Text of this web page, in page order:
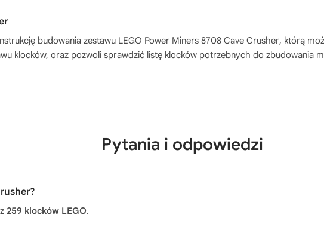
budowania zestawu LEGO Power Miners 8708 Cave Crusher, którą
klocków, oraz pozwoli sprawdzić listę klocków potrzebnych do zbudowania
Pytania i odpowiedzi
259 klocków LEGO.